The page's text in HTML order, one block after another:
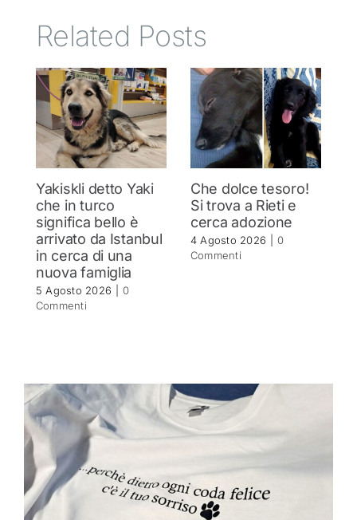
Related Posts
Yakiskli detto Yaki
che in turco
significa bello è
arrivato da Istanbul
in cerca di una
nuova famiglia
5 Agosto 2026
0
Commenti
Che dolce tesoro!
Si trova a Rieti e
cerca adozione
4 Agosto 2026
0
Commenti